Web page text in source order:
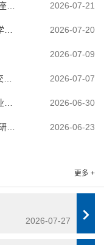
2026-07-21
2026-07-20
2026-07-09
2026-07-07
2026-06-30
讨
2026-06-23
更多 +
2026-07-27